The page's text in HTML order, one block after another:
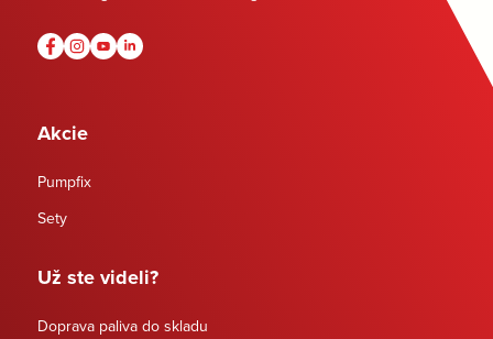
Akcie
Pumpfix
Sety
Už ste videli?
Doprava paliva do skladu